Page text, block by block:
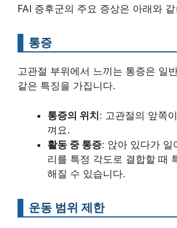
FAI 증후군의 주요 증상은 아래와
통증
고관절 부위에서 느끼는 통증은 일
같은 특징을 가집니다.
통증의 위치: 고관절의 앞쪽
껴요.
활동 중 통증: 앉아 있다가 일
리를 특정 각도로 결합할 때
해질 수 있습니다.
운동 범위 제한